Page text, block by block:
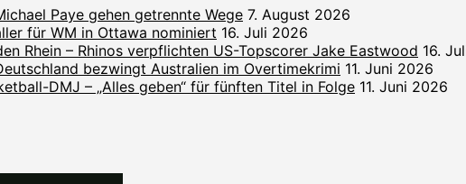
Paye gehen getrennte Wege 7. August 2026
für WM in Ottawa nominiert 16. Juli 2026
Rhein – Rhinos verpflichten US-Topscorer Jake Eastwood 16.
bezwingt Australien im Overtimekrimi 11. Juni 2026
DMJ – „Alles geben“ für fünften Titel in Folge 11. Juni 2026